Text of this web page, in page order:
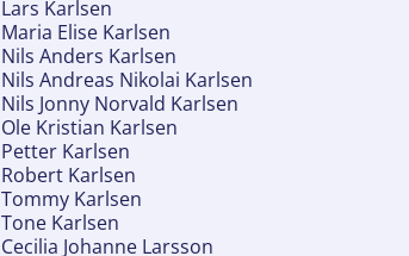
Lars Karlsen
Maria Elise Karlsen
Nils Anders Karlsen
Nils Andreas Nikolai Karlsen
Nils Jonny Norvald Karlsen
Ole Kristian Karlsen
Petter Karlsen
Robert Karlsen
Tommy Karlsen
Tone Karlsen
Cecilia Johanne Larsson